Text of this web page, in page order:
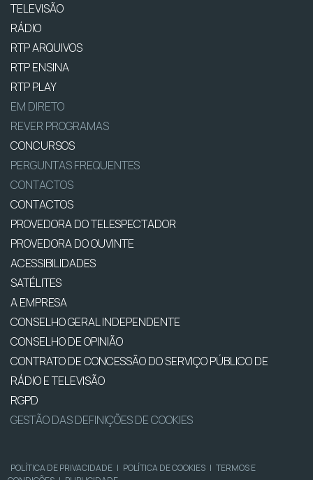
TELEVISÃO
RÁDIO
RTP ARQUIVOS
RTP ENSINA
RTP PLAY
EM DIRETO
REVER PROGRAMAS
CONCURSOS
PERGUNTAS FREQUENTES
CONTACTOS
CONTACTOS
PROVEDORA DO TELESPECTADOR
PROVEDORA DO OUVINTE
ACESSIBILIDADES
SATÉLITES
A EMPRESA
CONSELHO GERAL INDEPENDENTE
CONSELHO DE OPINIÃO
CONTRATO DE CONCESSÃO DO SERVIÇO PÚBLICO DE
RÁDIO E TELEVISÃO
RGPD
GESTÃO DAS DEFINIÇÕES DE COOKIES
POLÍTICA DE PRIVACIDADE | POLÍTICA DE COOKIES | TERMOS E